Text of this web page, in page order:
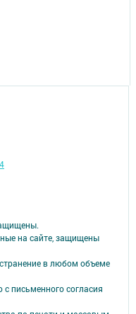
на сайте, защищены
в любом объеме
письменного согласия